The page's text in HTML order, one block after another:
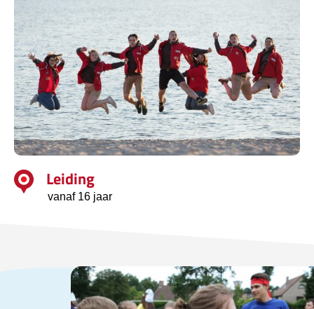
Leiding
vanaf 16 jaar